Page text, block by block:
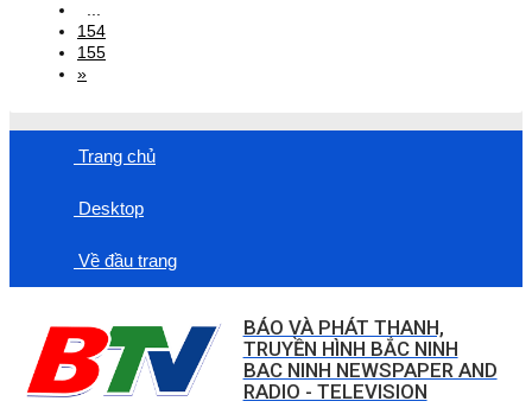
154
155
»
Trang chủ
Desktop
Về đầu trang
BÁO VÀ PHÁT THANH,
TRUYỀN HÌNH BẮC NINH
BAC NINH NEWSPAPER AND
RADIO - TELEVISION